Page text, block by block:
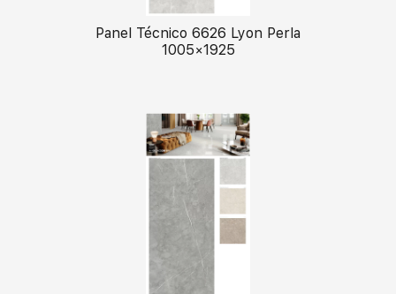
Panel Técnico 6626 Lyon Perla
1005×1925